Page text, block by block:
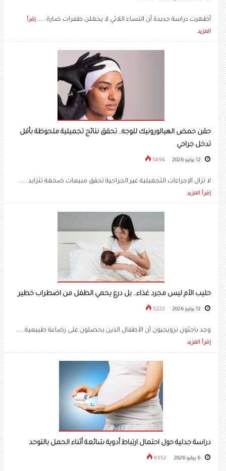
أظهرت دراسة جديدة أن النساء اللاتي لا يحملن طفرات ضارة ..... إقرأ
المزيد
حقن حمض الهيالورونيك للوجه.. تحقق نتائج تجميلية ملحوظة بأقل
تدخل جراحي
5494
لا تزال الإجراءات التجميلية غير الجراحية تحقق مبيعات ضخمة تتزايد .....
إقرأ المزيد
حليب الأم ليس مجرد غذاء.. بل درع يحمي الطفل من اضطراب خطير
5222
وجد باحثون نرويجيون أن الأطفال الذين يحصلون على رضاعة طبيعية .....
إقرأ المزيد
دراسة جدلية حول احتمال ارتباط أدوية شائعة أثناء الحمل بالتوحد
6552